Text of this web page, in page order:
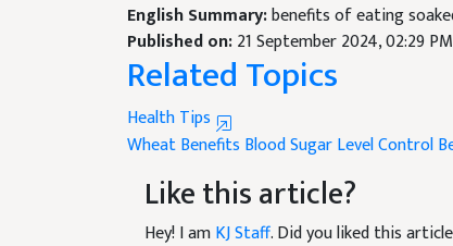
English Summary:benefits of eating
Published on:21 September 2024, 02:29
Related Topics
Health Tips
Wheat Benefits Blood Sugar Level Control
Like this article?
Hey! I amKJ Staff. Did you liked this